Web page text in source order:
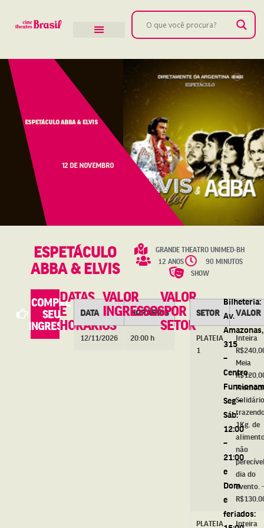
ESPETÁCULO
ABBA & ELVIS
GRANDE THEATRO UNIMED-BH
12 ANOS
90 MINUTOS
SHOW
COMPRE
SEU
INGRESSO
DATAS
E
HORÁRIOS
DATA HORÁRIOS
12/11/2026 20:00 h
VALOR
INGRESSOS
VALOR
POR
SETOR
SETOR VALOR
PLATEIA
1
Inteira
Meia
Solidário
1Kg. de
não
dia do
evento. -
PLATEIA
Inteira
Bilheteria:
Av.
Amazonas,
315
–
Centro.
Seg –
Sáb:
12:00
–
21:00
e
Dom
e
feriados: